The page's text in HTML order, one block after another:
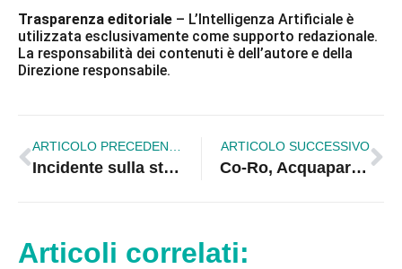
Trasparenza editoriale – L’Intelligenza Artificiale è
utilizzata esclusivamente come supporto redazionale.
La responsabilità dei contenuti è dell’autore e della
Direzione responsabile.
Incidente sulla statale 18 nel Cosentino: morta una donna, otto feriti tra cui anche un bambino
ARTICOLO SUCCESSIVO
Co-Ro, Acquapark per sconfiggere l’anticiclone Cerbero. Domenica 16 luglio arriva Angelina Mango
Articoli correlati: